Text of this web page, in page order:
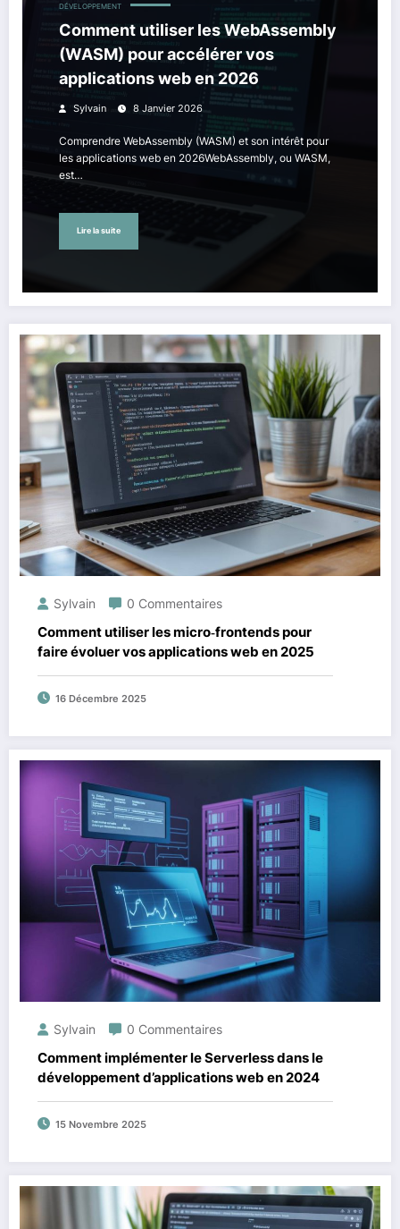
DÉVELOPPEMENT
Comment utiliser les WebAssembly
(WASM) pour accélérer vos
applications web en 2026
Sylvain 8 Janvier 2026
Comprendre WebAssembly (WASM) et son intérêt pour
les applications web en 2026WebAssembly, ou WASM,
est…
Lire la suite
Sylvain 0 Commentaires
Comment utiliser les micro‑frontends pour
faire évoluer vos applications web en 2025
16 Décembre 2025
Sylvain 0 Commentaires
Comment implémenter le Serverless dans le
développement d’applications web en 2024
15 Novembre 2025